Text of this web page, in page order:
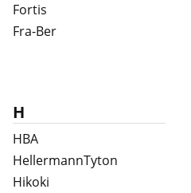
Fortis
Fra-Ber
H
HBA
HellermannTyton
Hikoki